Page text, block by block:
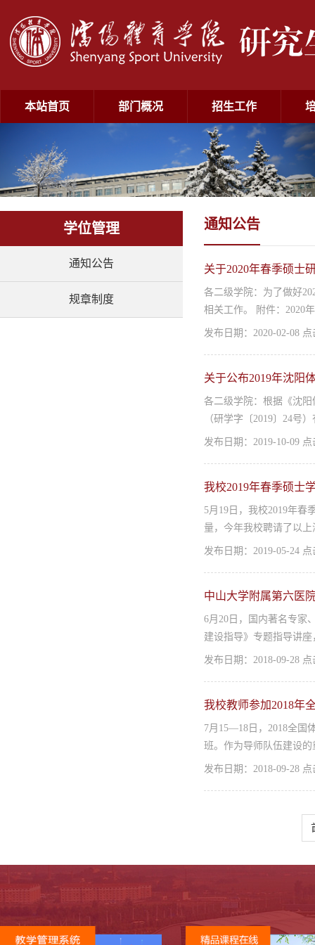
本站首页 部门概况 招生工作
学位管理
通知公告
规章制度
通知公告
关于2020年春季硕士
各二级学院：为了做好
相关工作。 附件：
发布日期：2020-02-08
关于公布2019年沈阳
各二级学院：根据《沈
（研学字〔2019〕24号
发布日期：2019-10-09
我校2019年春季硕士
​5月19日，我校2019年春
量，今年我校聘请了以
发布日期：2019-05-24
中山大学附属第六医
6月20日，国内著名专家
建设指导》专题指导讲
发布日期：2018-09-28
我校教师参加2018年
7月15—18日，2018全国
班。作为导师队伍建设
发布日期：2018-09-28